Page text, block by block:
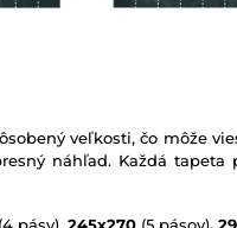
veľkosti, čo môže
náhľad. Každá tapeta
(4 pásy), 245x270 (5 pásov),